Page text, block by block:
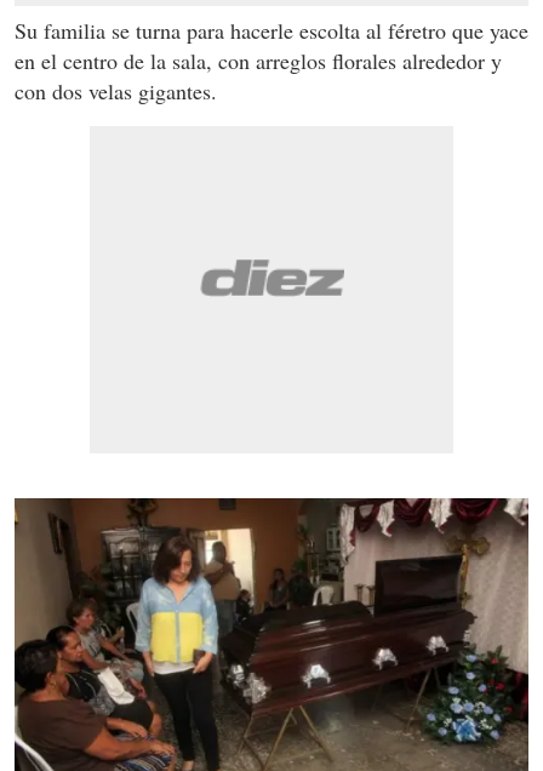
Su familia se turna para hacerle escolta al féretro que yace
en el centro de la sala, con arreglos florales alrededor y
con dos velas gigantes.